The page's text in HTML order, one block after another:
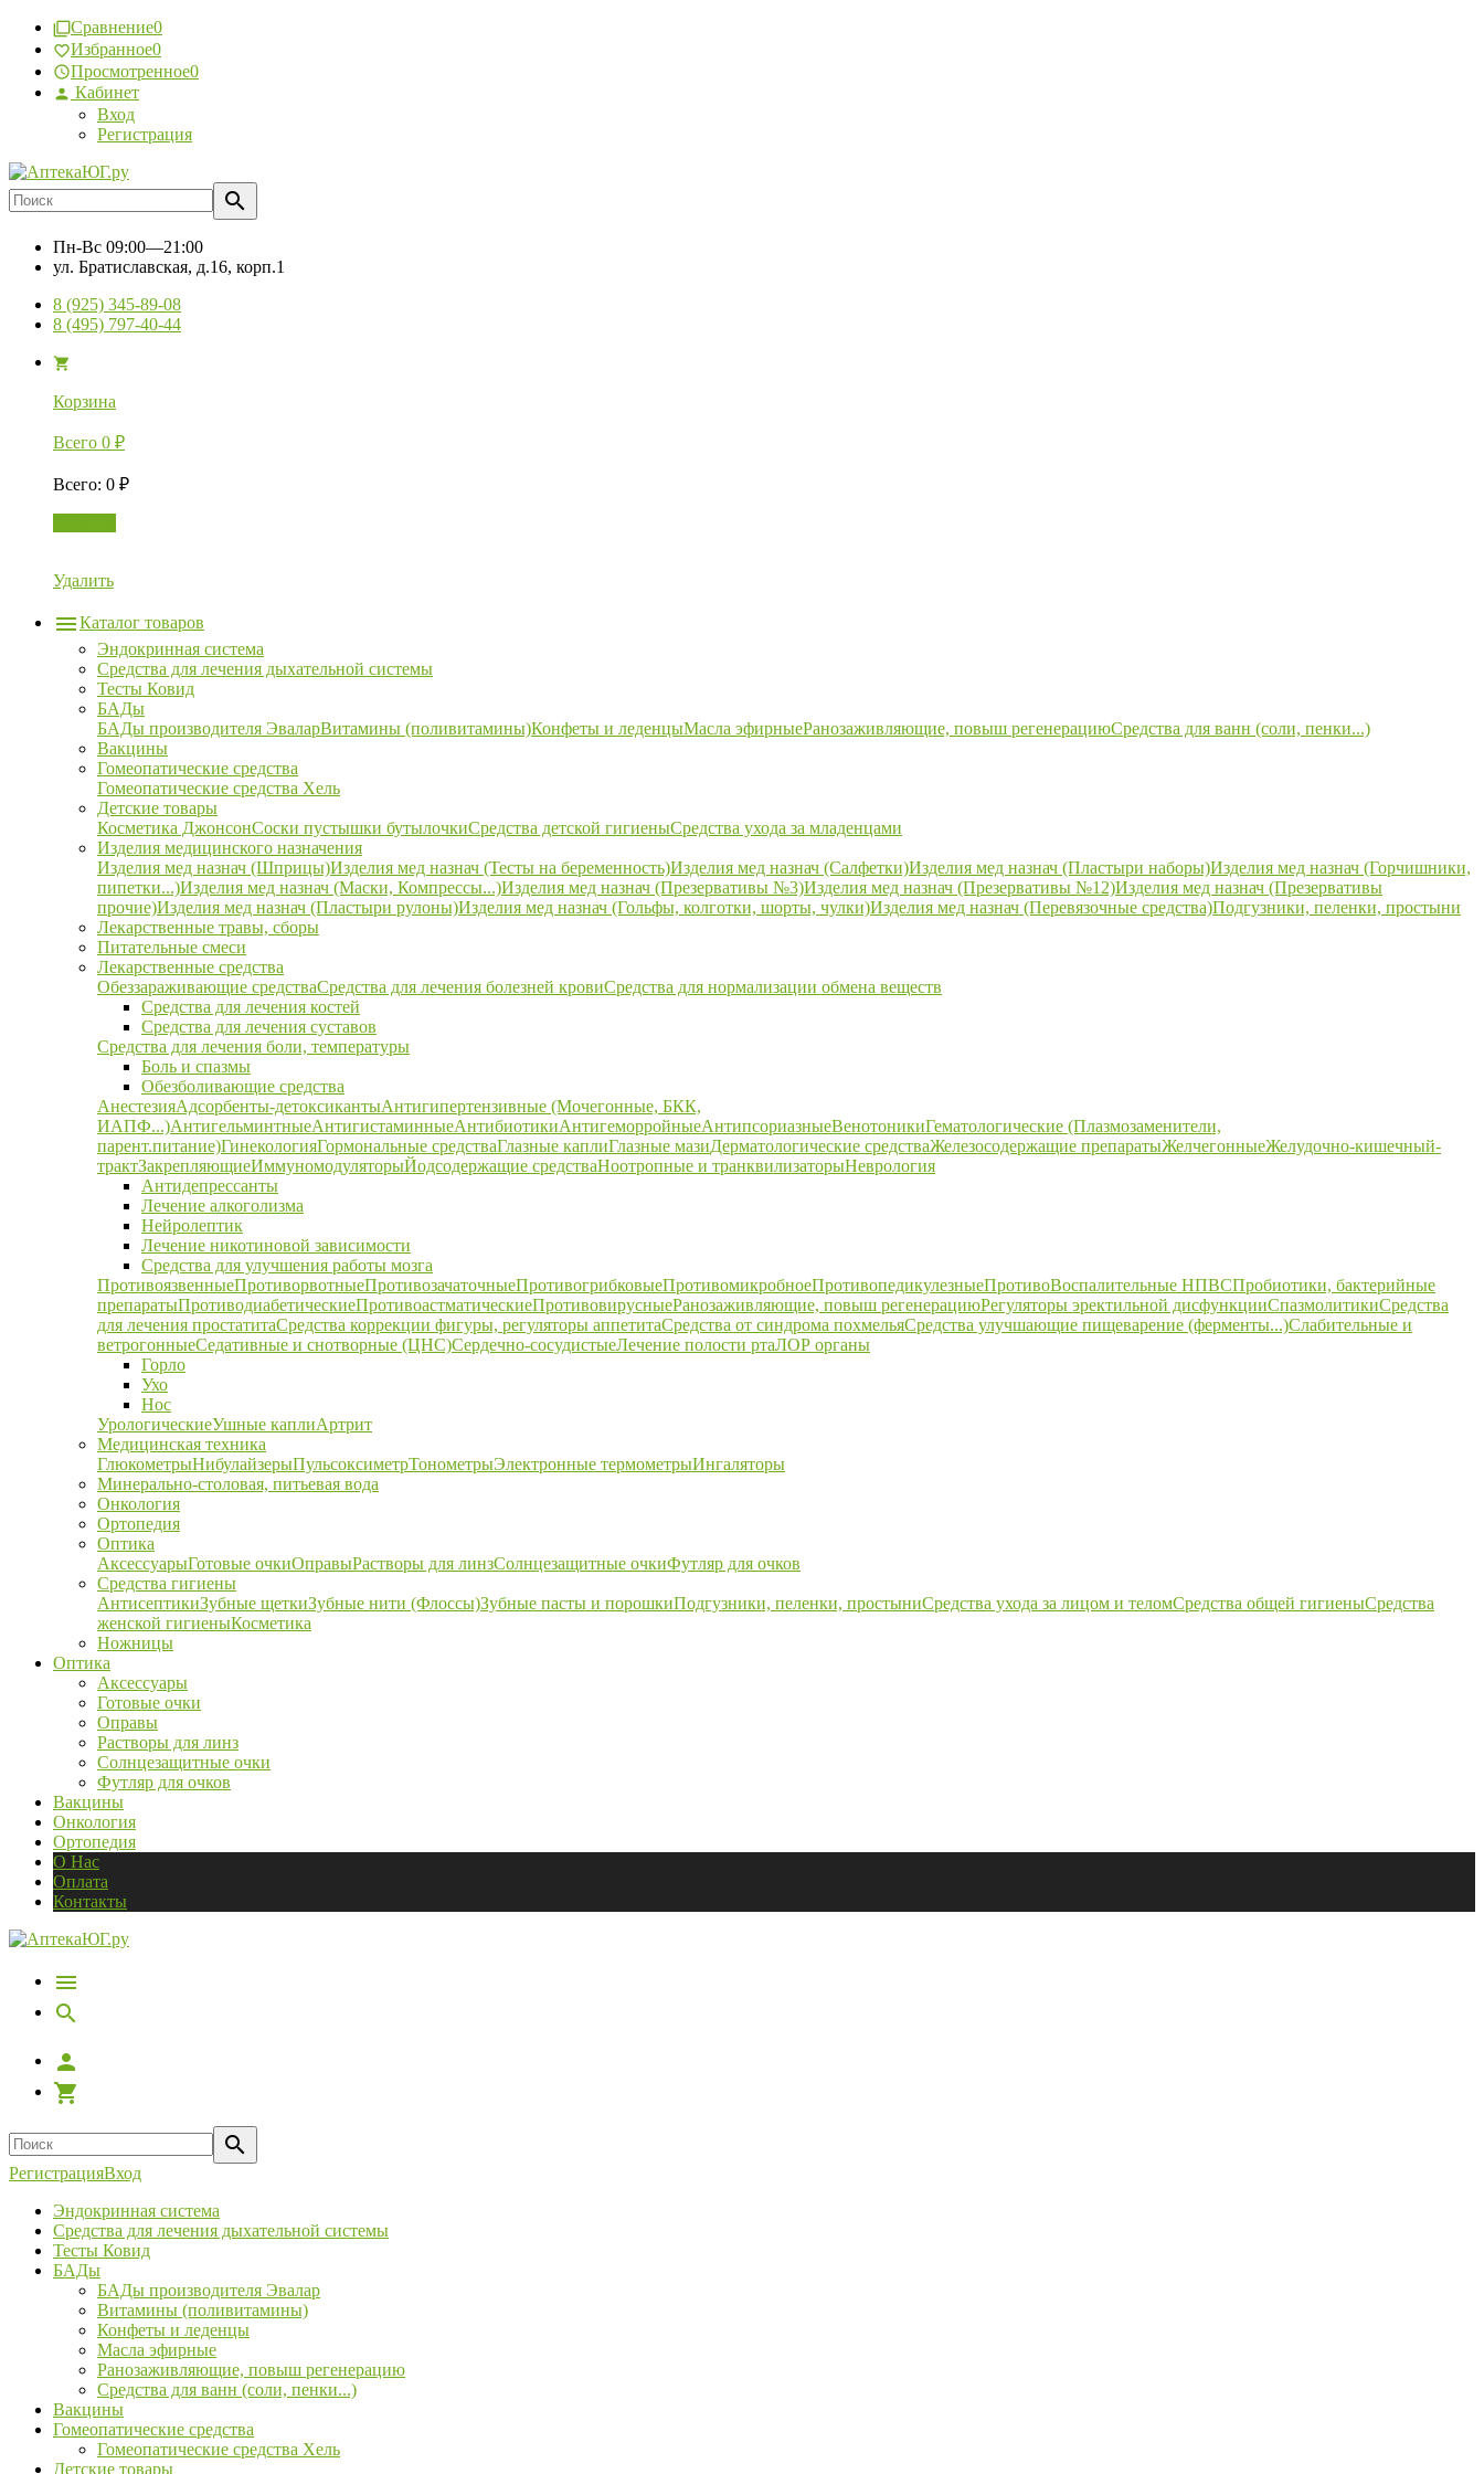
Сравнение0
Избранное0
Просмотренное0
Кабинет
Вход
Регистрация
Пн-Вс 09:00—21:00
ул. Братиславская, д.16, корп.1
8 (925) 345-89-08
8 (495) 797-40-44
Корзина
Всего 0 ₽
Всего: 0 ₽
Удалить
Каталог товаров
Эндокринная система
Средства для лечения дыхательной системы
Тесты Ковид
БАДы
БАДы производителя ЭваларВитамины (поливитамины)Конфеты и леденцыМасла эфирныеРанозаживляющие, повыш регенерациюСредства для ванн (соли, пенки...)
Вакцины
Гомеопатические средства
Гомеопатические средства Хель
Детские товары
Косметика ДжонсонСоски пустышки бутылочкиСредства детской гигиеныСредства ухода за младенцами
Изделия медицинского назначения
Изделия мед назнач (Шприцы)Изделия мед назнач (Тесты на беременность)Изделия мед назнач (Салфетки)Изделия мед назнач (Пластыри наборы)Изделия мед назнач (Горчишники,
пипетки...)Изделия мед назнач (Маски, Компрессы...)Изделия мед назнач (Презервативы №3)Изделия мед назнач (Презервативы №12)Изделия мед назнач (Презервативы
прочие)Изделия мед назнач (Пластыри рулоны)Изделия мед назнач (Гольфы, колготки, шорты, чулки)Изделия мед назнач (Перевязочные средства)Подгузники, пеленки, простыни
Лекарственные травы, сборы
Питательные смеси
Лекарственные средства
Обеззараживающие средстваСредства для лечения болезней кровиСредства для нормализации обмена веществ
Средства для лечения костей
Средства для лечения суставов
Средства для лечения боли, температуры
Боль и спазмы
Обезболивающие средства
АнестезияАдсорбенты-детоксикантыАнтигипертензивные (Мочегонные, БКК,
ИАПФ...)АнтигельминтныеАнтигистаминныеАнтибиотикиАнтигеморройныеАнтипсориазныеВенотоникиГематологические (Плазмозаменители,
парент.питание)ГинекологияГормональные средстваГлазные каплиГлазные мазиДерматологические средстваЖелезосодержащие препаратыЖелчегонныеЖелудочно-кишечный-
трактЗакрепляющиеИммуномодуляторыЙодсодержащие средстваНоотропные и транквилизаторыНеврология
Антидепрессанты
Лечение алкоголизма
Нейролептик
Лечение никотиновой зависимости
Средства для улучшения работы мозга
ПротивоязвенныеПротиворвотныеПротивозачаточныеПротивогрибковыеПротивомикробноеПротивопедикулезныеПротивоВоспалительные НПВСПробиотики, бактерийные
препаратыПротиводиабетическиеПротивоастматическиеПротивовирусныеРанозаживляющие, повыш регенерациюРегуляторы эректильной дисфункцииСпазмолитикиСредства
для лечения простатитаСредства коррекции фигуры, регуляторы аппетитаСредства от синдрома похмельяСредства улучшающие пищеварение (ферменты...)Слабительные и
ветрогонныеСедативные и снотворные (ЦНС)Сердечно-сосудистыеЛечение полости ртаЛОР органы
Горло
Ухо
Нос
УрологическиеУшные каплиАртрит
Медицинская техника
ГлюкометрыНибулайзерыПульсоксиметрТонометрыЭлектронные термометрыИнгаляторы
Минерально-столовая, питьевая вода
Онкология
Ортопедия
Оптика
АксессуарыГотовые очкиОправыРастворы для линзСолнцезащитные очкиФутляр для очков
Средства гигиены
АнтисептикиЗубные щеткиЗубные нити (Флоссы)Зубные пасты и порошкиПодгузники, пеленки, простыниСредства ухода за лицом и теломСредства общей гигиеныСредства
женской гигиеныКосметика
Ножницы
Оптика
Аксессуары
Готовые очки
Оправы
Растворы для линз
Солнцезащитные очки
Футляр для очков
Вакцины
Онкология
Ортопедия
О Нас
Оплата
Контакты
РегистрацияВход
Эндокринная система
Средства для лечения дыхательной системы
Тесты Ковид
БАДы
БАДы производителя Эвалар
Витамины (поливитамины)
Конфеты и леденцы
Масла эфирные
Ранозаживляющие, повыш регенерацию
Средства для ванн (соли, пенки...)
Вакцины
Гомеопатические средства
Гомеопатические средства Хель
Детские товары